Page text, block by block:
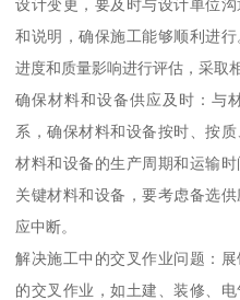
设计变更，要及时与设计单位
和说明，确保施工能够顺利进
进度和质量影响进行评估，采取
确保材料和设备供应及时：与
系，确保材料和设备按时、按
材料和设备的生产周期和运输
关键材料和设备，要考虑备选
应中断。
解决施工中的交叉作业问题：
的交叉作业，如土建、装修、